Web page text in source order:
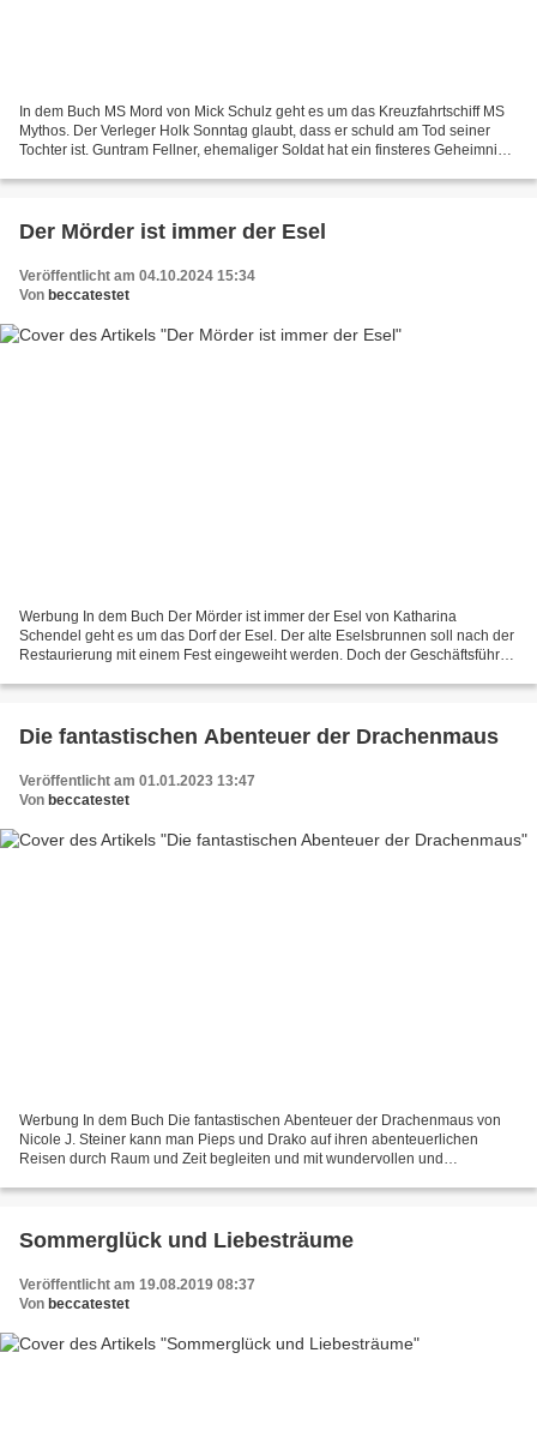
In dem Buch MS Mord von Mick Schulz geht es um das Kreuzfahrtschiff MS
Mythos. Der Verleger Holk Sonntag glaubt, dass er schuld am Tod seiner
Tochter ist. Guntram Fellner, ehemaliger Soldat hat ein finsteres Geheimnis.
Der Mörder ist immer der Esel
Veröffentlicht am 04.10.2024 15:34
Von beccatestet
Werbung In dem Buch Der Mörder ist immer der Esel von Katharina
Schendel geht es um das Dorf der Esel. Der alte Eselsbrunnen soll nach der
Restaurierung mit einem Fest eingeweiht werden. Doch der Geschäftsführer
Die fantastischen Abenteuer der Drachenmaus
Veröffentlicht am 01.01.2023 13:47
Von beccatestet
Werbung In dem Buch Die fantastischen Abenteuer der Drachenmaus von
Nicole J. Steiner kann man Pieps und Drako auf ihren abenteuerlichen
Reisen durch Raum und Zeit begleiten und mit wundervollen und
Sommerglück und Liebesträume
Veröffentlicht am 19.08.2019 08:37
Von beccatestet